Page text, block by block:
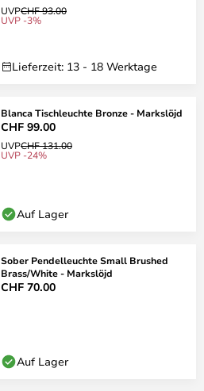
UVPCHF 93.00
UVP -3%
Lieferzeit: 13 - 18 Werktage
Blanca Tischleuchte Bronze - Markslöjd
CHF 99.00
UVPCHF 131.00
UVP -24%
Auf Lager
Sober Pendelleuchte Small Brushed
Brass/White - Markslöjd
CHF 70.00
Auf Lager